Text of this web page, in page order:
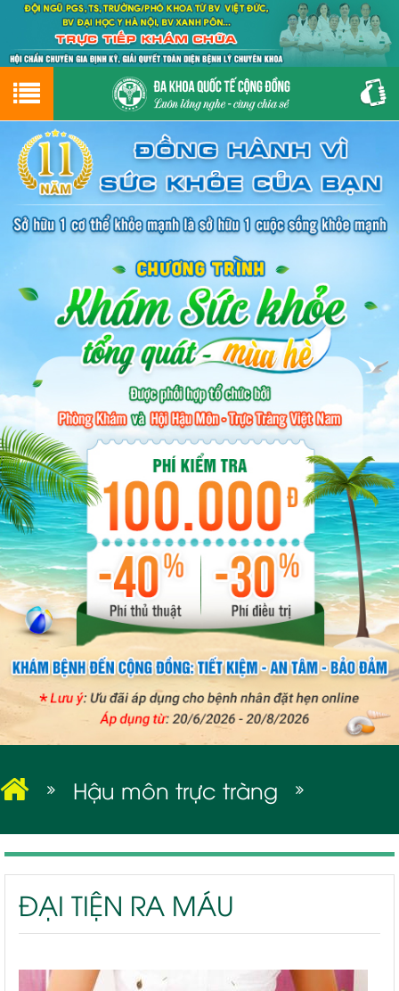
Hotline0243.9656.999tư vấn miễn phí
GIỚI THIỆU
GIỚI THIỆU VỀ PHÒNG KHÁM
CƠ SỞ VẬT CHẤT
ĐẶT HẸN LỊCH KHÁM
ĐƯỜNG TỚI PHÒNG KHÁM
PHỤ KHOA
BỆNH HẬU MÔN
BỆNH XÃ HỘI
Hậu môn trực tràng
Đại tiện ra máu
ĐẠI TIỆN RA MÁU